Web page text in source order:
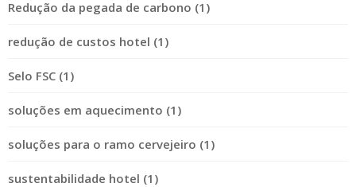
Redução da pegada de carbono (1)
redução de custos hotel (1)
Selo FSC (1)
soluções em aquecimento (1)
soluções para o ramo cervejeiro (1)
sustentabilidade hotel (1)